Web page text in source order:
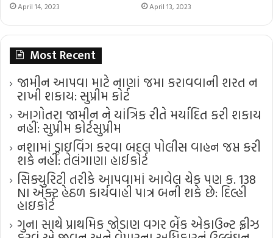
April 14, 2023 April 13, 2023
Most Recent
જામીન આપવા માટે નાણાં જમા કરાવવાની શરત ન
રાખી શકાય: સુપ્રીમ કોર્ટ
આગોતરા જામીન ને યાંત્રિક રીતે મર્યાદિત કરી શકાય
નહીં: સુપ્રીમ કોર્ટ​સુપ્રીમ
નશામાં ડ્રાઇવિંગ કરવા બદલ પોલીસ વાહન જપ્ત કરી
શકે નહીં: તેલંગાણા હાઈકોર્ટ
સિક્યુરિટી તરીકે આપવામાં આવેલ ચેક પણ ક. 138
NI એક્ટ હેઠળ કાર્યવાહી પાત્ર બની શકે છે: દિલ્હી
હાઇકોર્ટ
ગુના સાથે પ્રાથમિક જોડાણ વગર બેંક એકાઉન્ટ ફ્રીઝ